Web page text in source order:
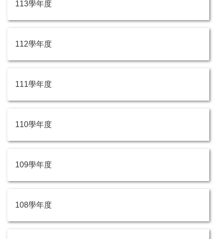
113學年度
112學年度
111學年度
110學年度
109學年度
108學年度